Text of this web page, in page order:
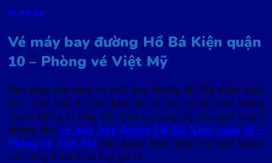
Vé Máy Bay
Vé máy bay đường Hồ Bá Kiện quận
10 – Phòng vé Việt Mỹ
Bạn đang tìm mua vé máy bay đường Hồ Bá Kiện quận
10? Vậy bạn đã tìm được đại lý nào uy tín chất lượng
chưa? Đừng lo lắng với dịch vụ cung cấp cho quý khách
những tấmvé máy bay đường Hồ Bá Kiện quận 10 –
Phòng vé Việt Mỹ hân hạnh được phục vụ quý khách
trên từng hành trình bay giá rẻ.